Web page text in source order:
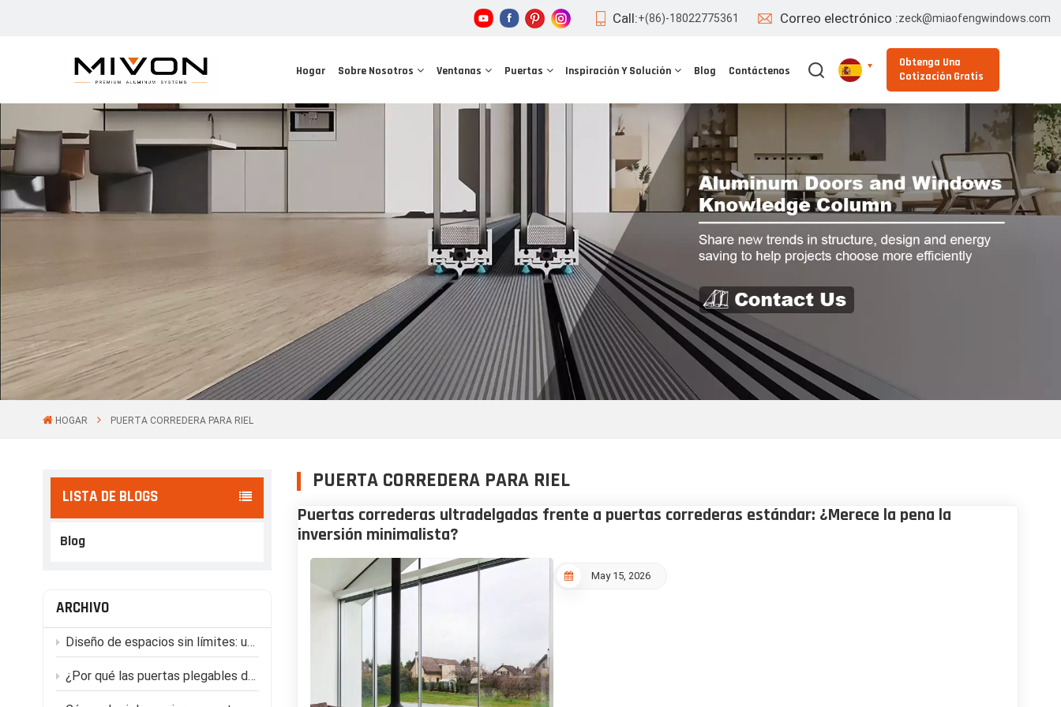
Call:+(86)-18022775361 Correo electrónico :zeck@miaofengwindows.com
Hogar Sobre Nosotros Ventanas Puertas Inspiración Y Solución Blog Contáctenos
Español
Obtenga Una
Cotización Gratis
HOGAR PUERTA CORREDERA PARA RIEL
LISTA DE BLOGS
Blog
ARCHIVO
Diseño de espacios sin límites: una guía arquitectónica B2B para sistemas de puertas plegables.
¿Por qué las puertas plegables de aluminio arquitectónico son la solución definitiva para villas de lujo y espacios comerciales?
PUERTA CORREDERA PARA RIEL
Puertas correderas ultradelgadas frente a puertas correderas estándar: ¿Merece la pena la
inversión minimalista?
May 15, 2026